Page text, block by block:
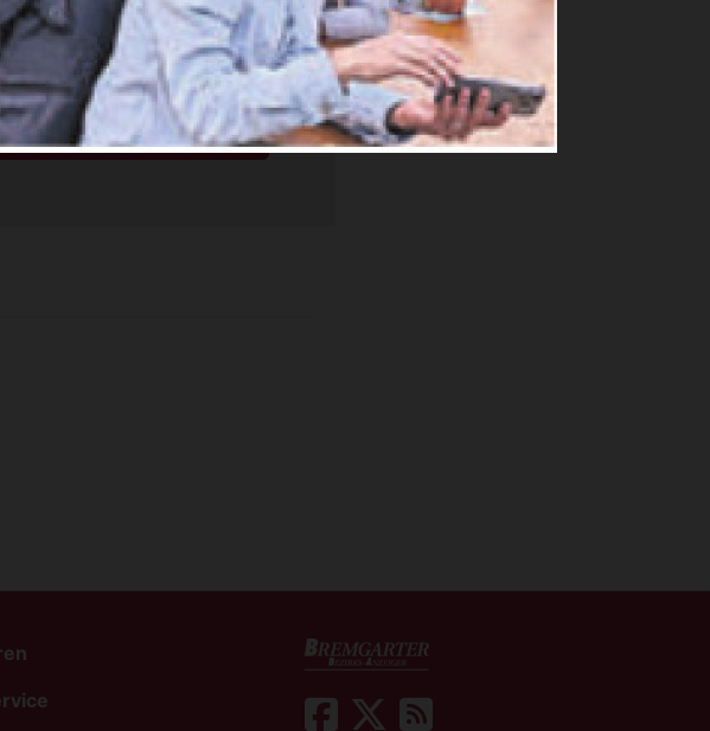
Ich benötige
Abo.
Abo Angebote